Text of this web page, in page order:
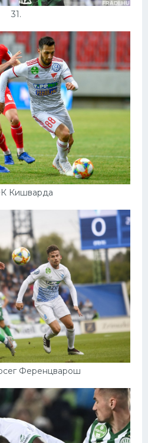
31.
Кишварда
Ференцварош